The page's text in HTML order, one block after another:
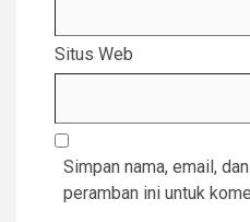
Situs Web
Simpan nama, email,
peramban ini untuk